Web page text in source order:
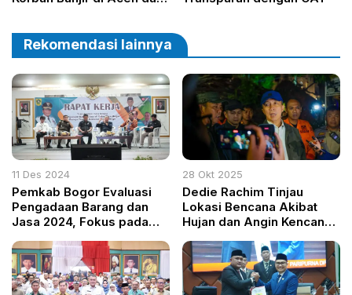
Rekomendasi lainnya
11 Des 2024
Pemkab Bogor Evaluasi
Pengadaan Barang dan
Jasa 2024, Fokus pada
yang Transparan
28 Okt 2025
Dedie Rachim Tinjau
Lokasi Bencana Akibat
Hujan dan Angin Kencang